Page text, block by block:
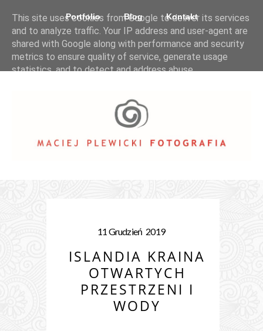
Portfolio Blog Kontakt
11 Grudzień 2019
ISLANDIA KRAINA
OTWARTYCH
PRZESTRZENI I
WODY
This site uses cookies from Google to deliver its services
and to analyze traffic. Your IP address and user-agent are
shared with Google along with performance and security
metrics to ensure quality of service, generate usage
statistics, and to detect and address abuse.